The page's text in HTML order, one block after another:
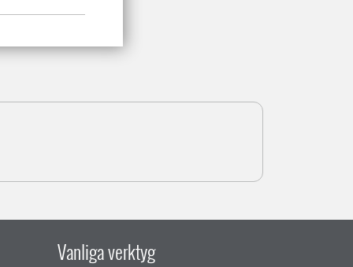
Vanliga verktyg